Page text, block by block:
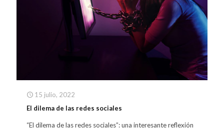
15 julio, 2022
El dilema de las redes sociales
“El dilema de las redes sociales”: una interesante reflexión